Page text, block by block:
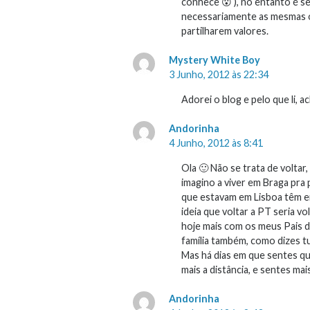
necessariamente as
partilharem valores.
Mystery White Boy
3 Junho, 2012 às 22:34
Adorei o blog e pelo que li,
Andorinha
4 Junho, 2012 às 8:41
Ola 🙂 Não se trata de
imagino a viver em Braga
que estavam em Lisboa têm
ideia que voltar a PT seria
hoje mais com os meus Pais
família também, como dizes
Mas há dias em que sentes
mais a distância, e sentes
Andorinha